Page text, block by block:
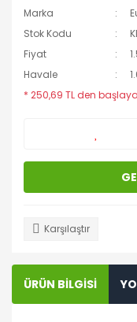
Marka
Stok Kodu
Fiyat
Havale
* 250,69 TL den
Karşılaştır
ÜRÜN BİLGİSİ